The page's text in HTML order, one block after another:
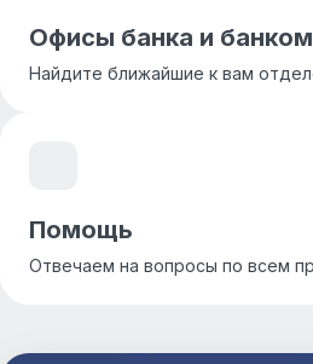
Офисы банка и
Найдите ближайшие к вам
Помощь
Отвечаем на вопросы по всем